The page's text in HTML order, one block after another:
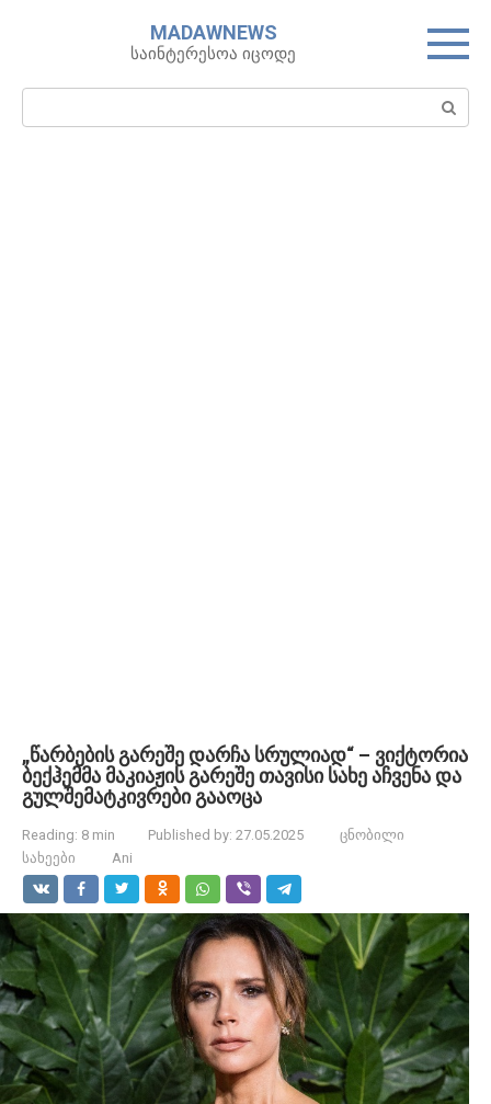
MADAWNEWS
საინტერესოა იცოდე
Search:
„წარბების გარეშე დარჩა სრულიად“ – ვიქტორია
ბექჰემმა მაკიაჟის გარეშე თავისი სახე აჩვენა და
გულშემატკივრები გააოცა
Reading: 8 min Published by: 27.05.2025
ცნობილი
სახეები
Ani